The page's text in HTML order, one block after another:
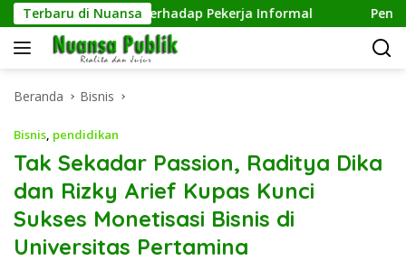
Langsung
ke
konten
Terbaru di Nuansa
terhadap Pekerja Informal Pengelolaan
Beranda Bisnis
Bisnis, pendidikan
Tak Sekadar Passion, Raditya Dika
dan Rizky Arief Kupas Kunci
Sukses Monetisasi Bisnis di
Universitas Pertamina